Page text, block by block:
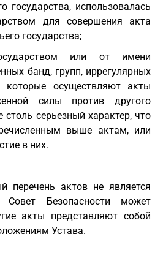
государства, использовалась
для совершения акта
государства;
или от имени
банд, групп, иррегулярных
осуществляют акты
силы против другого
столь серьезный характер, что
выше актам, или
в них.
перечень актов не является
Безопасности может
акты представляют собой
Устава.